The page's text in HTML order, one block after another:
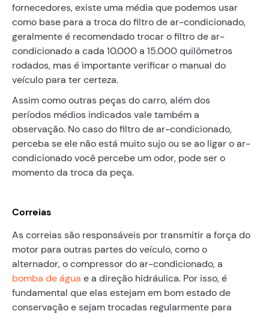
fornecedores, existe uma média que podemos usar
como base para a troca do filtro de ar-condicionado,
geralmente é recomendado trocar o filtro de ar-
condicionado a cada 10.000 a 15.000 quilômetros
rodados, mas é importante verificar o manual do
veículo para ter certeza.
Assim como outras peças do carro, além dos
períodos médios indicados vale também a
observação. No caso do filtro de ar-condicionado,
perceba se ele não está muito sujo ou se ao ligar o ar-
condicionado você percebe um odor, pode ser o
momento da troca da peça.
Correias
As correias são responsáveis por transmitir a força do
motor para outras partes do veículo, como o
alternador, o compressor do ar-condicionado, a
bomba de água e a direção hidráulica. Por isso, é
fundamental que elas estejam em bom estado de
conservação e sejam trocadas regularmente para